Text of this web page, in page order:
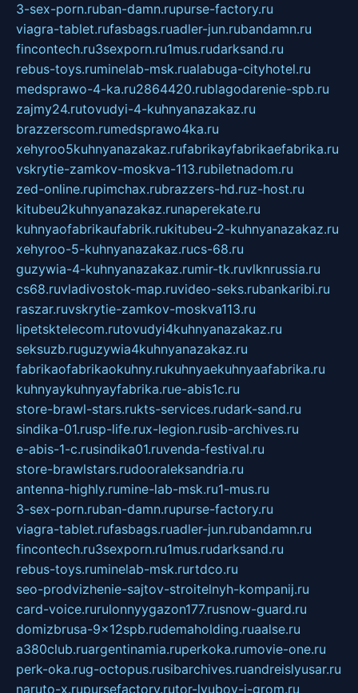
3-sex-porn.ruban-damn.rupurse-factory.ru
viagra-tablet.rufasbags.ruadler-jun.rubandamn.ru
fincontech.ru3sexporn.ru1mus.rudarksand.ru
rebus-toys.ruminelab-msk.rualabuga-cityhotel.ru
medsprawo-4-ka.ru2864420.rublagodarenie-spb.ru
zajmy24.rutovudyi-4-kuhnyanazakaz.ru
brazzerscom.rumedsprawo4ka.ru
xehyroo5kuhnyanazakaz.rufabrikayfabrikaefabrika.ru
vskrytie-zamkov-moskva-113.rubiletnadom.ru
zed-online.rupimchax.rubrazzers-hd.ruz-host.ru
kitubeu2kuhnyanazakaz.runaperekate.ru
kuhnyaofabrikaufabrik.rukitubeu-2-kuhnyanazakaz.ru
xehyroo-5-kuhnyanazakaz.rucs-68.ru
guzywia-4-kuhnyanazakaz.rumir-tk.ruvlknrussia.ru
cs68.ruvladivostok-map.ruvideo-seks.rubankaribi.ru
raszar.ruvskrytie-zamkov-moskva113.ru
lipetsktelecom.rutovudyi4kuhnyanazakaz.ru
seksuzb.ruguzywia4kuhnyanazakaz.ru
fabrikaofabrikaokuhny.rukuhnyaekuhnyaafabrika.ru
kuhnyaykuhnyayfabrika.rue-abis1c.ru
store-brawl-stars.rukts-services.rudark-sand.ru
sindika-01.rusp-life.rux-legion.rusib-archives.ru
e-abis-1-c.rusindika01.ruvenda-festival.ru
store-brawlstars.rudooraleksandria.ru
antenna-highly.rumine-lab-msk.ru1-mus.ru
3-sex-porn.ruban-damn.rupurse-factory.ru
viagra-tablet.rufasbags.ruadler-jun.rubandamn.ru
fincontech.ru3sexporn.ru1mus.rudarksand.ru
rebus-toys.ruminelab-msk.rurtdco.ru
seo-prodvizhenie-sajtov-stroitelnyh-kompanij.ru
card-voice.rurulonnyygazon177.rusnow-guard.ru
domizbrusa-9x12spb.rudemaholding.ruaalse.ru
a380club.ruargentinamia.ruperkoka.rumovie-one.ru
perk-oka.rug-octopus.rusibarchives.ruandreislyusar.ru
naruto-x.rupursefactory.rutor-lyubov-i-grom.ru